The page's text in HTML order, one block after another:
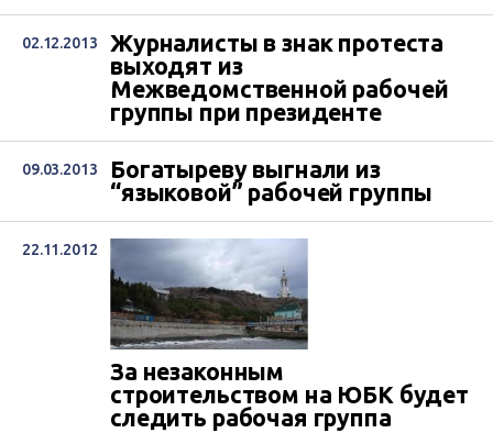
02.12.2013
Журналисты в знак протеста
выходят из
Межведомственной рабочей
группы при президенте
09.03.2013
Богатыреву выгнали из
“языковой” рабочей группы
22.11.2012
За незаконным
строительством на ЮБК будет
следить рабочая группа